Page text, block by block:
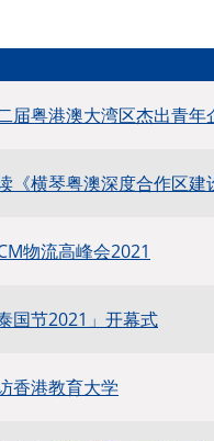
届粤港澳大湾区杰出青
《横琴粤澳深度合作区
物流高峰会2021
泰国节2021」开幕式
香港教育大学